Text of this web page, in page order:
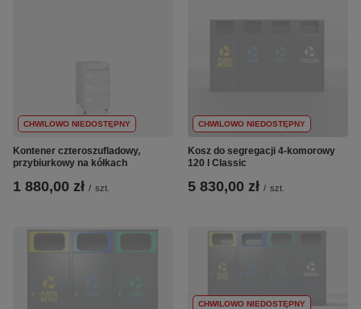
CHWILOWO NIEDOSTĘPNY
Kontener czteroszufladowy,
przybiurkowy na kółkach
1 880,00 zł / szt.
CHWILOWO NIEDOSTĘPNY
Kosz do segregacji 4-komorowy
120 l Classic
5 830,00 zł / szt.
CHWILOWO NIEDOSTĘPNY